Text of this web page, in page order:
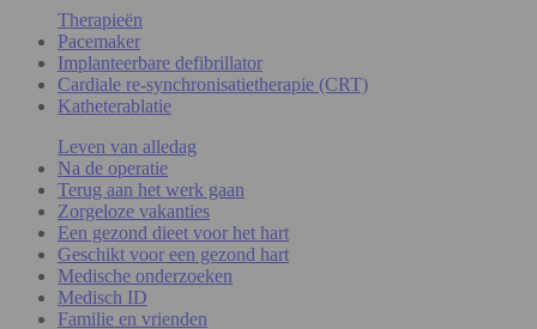
Therapieën
Pacemaker
Implanteerbare defibrillator
Cardiale re-synchronisatietherapie (CRT)
Katheterablatie
Leven van alledag
Na de operatie
Terug aan het werk gaan
Zorgeloze vakanties
Een gezond dieet voor het hart
Geschikt voor een gezond hart
Medische onderzoeken
Medisch ID
Familie en vrienden